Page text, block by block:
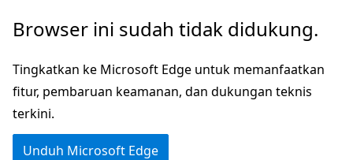
Lompati
konten
utama
Lewati
navigasi
dalam
halaman
Browser ini sudah tidak didukung.
Tingkatkan ke Microsoft Edge untuk memanfaatkan
fitur, pembaruan keamanan, dan dukungan teknis
terkini.
Unduh Microsoft Edge